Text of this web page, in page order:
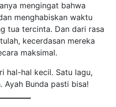
mengingat bahwa
menghabiskan waktu
tua tercinta. Dan dari rasa
kecerdasan mereka
maksimal.
hal-hal kecil. Satu lagu,
Ayah Bunda pasti bisa!